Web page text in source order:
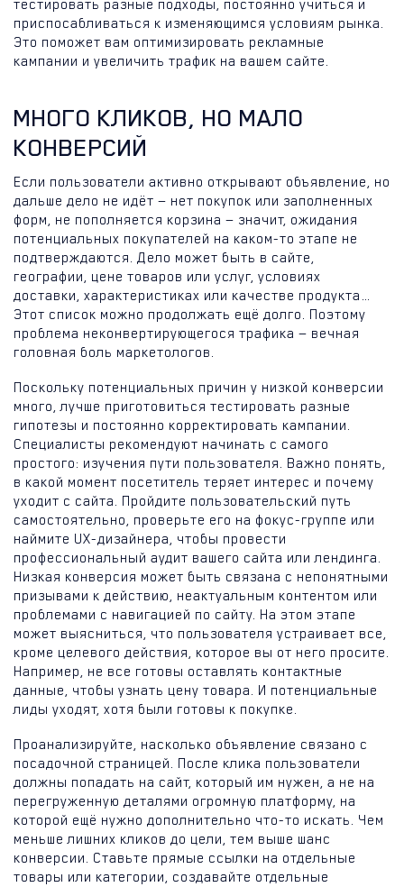
тестировать разные подходы, постоянно учиться и
приспосабливаться к изменяющимся условиям рынка.
Это поможет вам оптимизировать рекламные
кампании и увеличить трафик на вашем сайте.
МНОГО КЛИКОВ, НО МАЛО
КОНВЕРСИЙ
Если пользователи активно открывают объявление, но
дальше дело не идёт — нет покупок или заполненных
форм, не пополняется корзина — значит, ожидания
потенциальных покупателей на каком-то этапе не
подтверждаются. Дело может быть в сайте,
географии, цене товаров или услуг, условиях
доставки, характеристиках или качестве продукта…
Этот список можно продолжать ещё долго. Поэтому
проблема неконвертирующегося трафика — вечная
головная боль маркетологов.
Поскольку потенциальных причин у низкой конверсии
много, лучше приготовиться тестировать разные
гипотезы и постоянно корректировать кампании.
Специалисты рекомендуют начинать с самого
простого: изучения пути пользователя. Важно понять,
в какой момент посетитель теряет интерес и почему
уходит с сайта. Пройдите пользовательский путь
самостоятельно, проверьте его на фокус-группе или
наймите UX-дизайнера, чтобы провести
профессиональный аудит вашего сайта или лендинга.
Низкая конверсия может быть связана с непонятными
призывами к действию, неактуальным контентом или
проблемами с навигацией по сайту. На этом этапе
может выясниться, что пользователя устраивает все,
кроме целевого действия, которое вы от него просите.
Например, не все готовы оставлять контактные
данные, чтобы узнать цену товара. И потенциальные
лиды уходят, хотя были готовы к покупке.
Проанализируйте, насколько объявление связано с
посадочной страницей. После клика пользователи
должны попадать на сайт, который им нужен, а не на
перегруженную деталями огромную платформу, на
которой ещё нужно дополнительно что-то искать. Чем
меньше лишних кликов до цели, тем выше шанс
конверсии. Ставьте прямые ссылки на отдельные
товары или категории, создавайте отдельные